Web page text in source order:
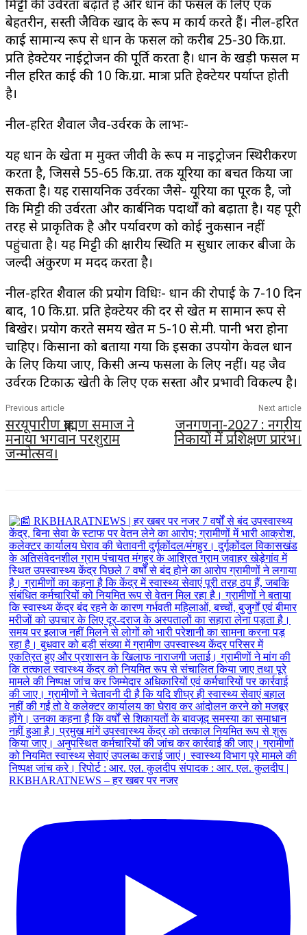
मिट्टी की उर्वरता बढ़ाते हैं और धान की फसल के लिए एक
बेहतरीन, सस्ती जैविक खाद के रूप में कार्य करते हैं। नील-हरित
काई सामान्य रूप से धान के फसल को करीब 25-30 कि.ग्रा.
प्रति हेक्टेयर नाईट्रोजन की पूर्ति करता है। धान के खड़ी फसल में
नील हरित काई की 10 कि.ग्रा. मात्रा प्रति हेक्टेयर पर्याप्त होती
है।
नील-हरित शैवाल जैव-उर्वरक के लाभः-
यह धान के खेतों में मुक्त जीवी के रूप में नाइट्रोजन स्थिरीकरण
करता है, जिससे 55-65 कि.ग्रा. तक यूरिया का बचत किया जा
सकता है। यह रासायनिक उर्वरकों जैसे- यूरिया का पूरक है, जो
कि मिट्टी की उर्वरता और कार्बनिक पदार्थों को बढ़ाता है। यह पूरी
तरह से प्राकृतिक है और पर्यावरण को कोई नुकसान नहीं
पहुंचाता है। यह मिट्टी की क्षारीय स्थिति में सुधार लाकर बीजों के
जल्दी अंकुरण में मदद करता है।
नील-हरित शैवाल की प्रयोग विधिः- धान की रोपाई के 7-10 दिन
बाद, 10 कि.ग्रा. प्रति हेक्टेयर की दर से खेत में सामान रूप से
बिखेरें। प्रयोग करते समय खेत में 5-10 से.मी. पानी भरा होना
चाहिए। किसानों को बताया गया कि इसका उपयोग केवल धान
के लिए किया जाए, किसी अन्य फसलों के लिए नहीं। यह जैव
उर्वरक टिकाऊ खेती के लिए एक सस्ता और प्रभावी विकल्प है।
Previous article
सरयूपारीण ब्राह्मण समाज ने
मनाया भगवान परशुराम
जन्मोत्सव।
Next article
जनगणना-2027 : नगरीय
निकायों में प्रशिक्षण प्रारंभ।